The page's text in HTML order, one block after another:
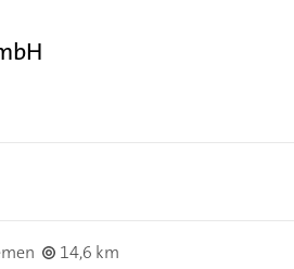
14,6 km